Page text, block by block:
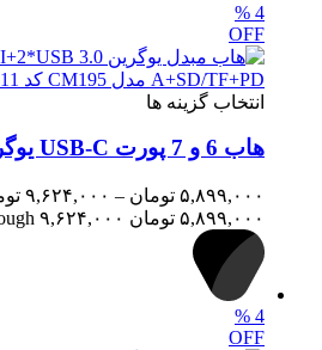
4
%
OFF
انتخاب گزینه ها
هاب 6 و 7 پورت USB-C یوگرین مدل CM195
۵,۸۹۹,۰۰۰ تومان – ۹,۶۲۴,۰۰۰
۵,۸۹۹,۰۰۰ تومان through ۹,۶۲۴,۰۰۰ تومان
4
%
OFF